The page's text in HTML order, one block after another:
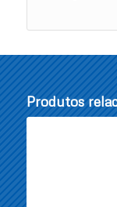
Produtos